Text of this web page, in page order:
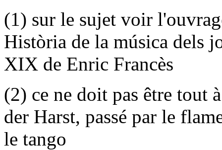
(1) sur le sujet voir
Història de la música dels
XIX de Enric Francès
(2) ce ne doit pas être tout
der Harst, passé par le
le tango